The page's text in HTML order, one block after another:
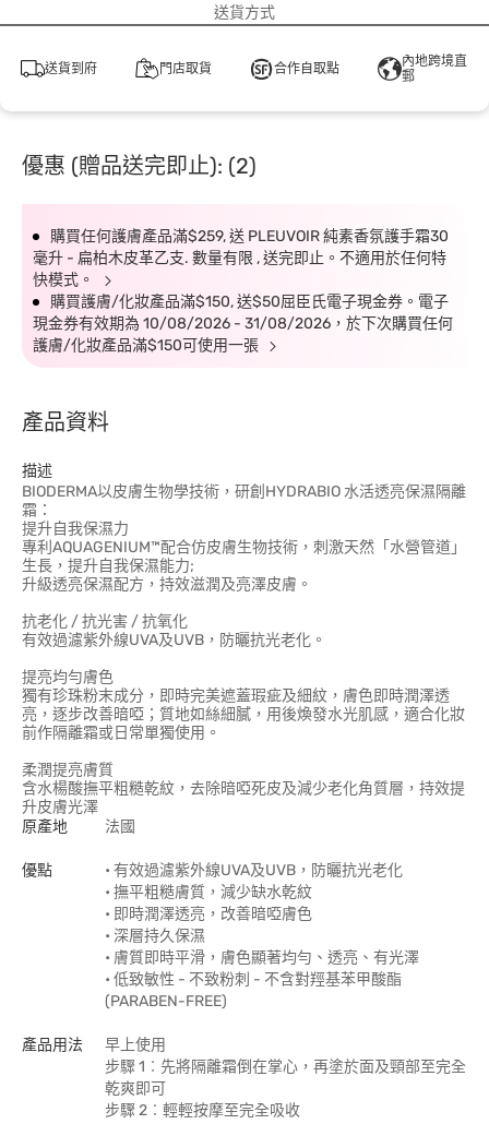
送貨方式
送貨到府 門店取貨 合作自取點
內地跨境直
郵
優惠 (贈品送完即止): (2)
購買任何護膚產品滿$259, 送 PLEUVOIR 純素香氛護手霜30
毫升 - 扁柏木皮革乙支. 數量有限 , 送完即止。不適用於任何特
快模式。
購買護膚/化妝產品滿$150, 送$50屈臣氏電子現金券。電子
現金券有效期為 10/08/2026 - 31/08/2026，於下次購買任何
護膚/化妝產品滿$150可使用一張
產品資料
描述
BIODERMA以皮膚生物學技術，研創HYDRABIO 水活透亮保濕隔離
霜：
提升自我保濕力
專利AQUAGENIUM™配合仿皮膚生物技術，刺激天然「水營管道」
生長，提升自我保濕能力;
升級透亮保濕配方，持效滋潤及亮澤皮膚。
抗老化 / 抗光害 / 抗氧化
有效過濾紫外線UVA及UVB，防曬抗光老化。
提亮均勻膚色
獨有珍珠粉末成分，即時完美遮蓋瑕疵及細紋，膚色即時潤澤透
亮，逐步改善暗啞；質地如絲細膩，用後煥發水光肌感，適合化妝
前作隔離霜或日常單獨使用。
柔潤提亮膚質
含水楊酸撫平粗糙乾紋，去除暗啞死皮及減少老化角質層，持效提
升皮膚光澤
原產地
法國
優點
• 有效過濾紫外線UVA及UVB，防曬抗光老化
• 撫平粗糙膚質，減少缺水乾紋
• 即時潤澤透亮，改善暗啞膚色
• 深層持久保濕
• 膚質即時平滑，膚色顯著均勻、透亮、有光澤
• 低致敏性 - 不致粉刺 - 不含對羥基苯甲酸酯
(PARABEN-FREE)
產品用法
早上使用
步驟 1︰先將隔離霜倒在掌心，再塗於面及頸部至完全
乾爽即可
步驟 2︰輕輕按摩至完全吸收